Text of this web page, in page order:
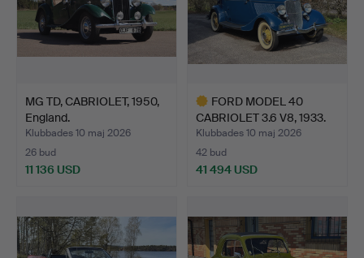
MG TD, CABRIOLET, 1950,
England.
Klubbades 10 maj 2026
26 bud
11 136 USD
FORD MODEL 40
CABRIOLET 3.6 V8, 1933.
Klubbades 10 maj 2026
42 bud
41 494 USD